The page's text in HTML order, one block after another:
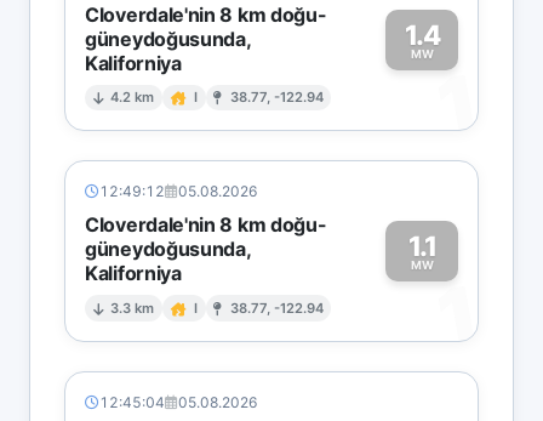
Cloverdale'nin 8 km doğu-
güneydoğusunda,
Kaliforniya
4.2 km I 38.77, -122.94
1.4
MW
1
12:49:12 05.08.2026
Cloverdale'nin 8 km doğu-
güneydoğusunda,
Kaliforniya
3.3 km I 38.77, -122.94
1.1
MW
1
12:45:04 05.08.2026